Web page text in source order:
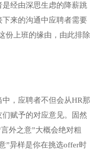
经由深思生虑的降薪跳
来的沟通中应聘者需要
份上班的缘由，由此排除
，应聘者不但会从HR那
赋予的对应意见。固然
外之意”大概会绝对粗
”异样是你在挑选offer时